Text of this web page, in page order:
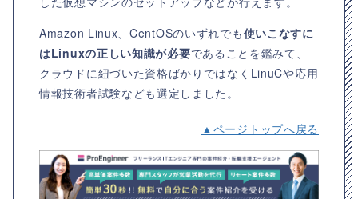
Amazon Linux、CentOSのいずれでも使いこなすに
はLinuxの正しい知識が必要であることを鑑みて、
クラウドに紐づいた資格ばかりではなくLinuCや応用
情報技術者試験なども選定しました。
▲ページトップへ戻る